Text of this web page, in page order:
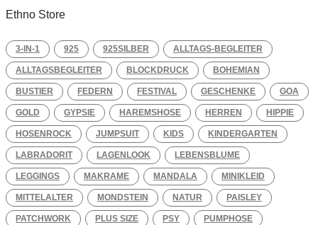
Ethno Store
3-IN-1 925 925SILBER ALLTAGS-BEGLEITER
ALLTAGSBEGLEITER BLOCKDRUCK BOHEMIAN
BUSTIER FEDERN FESTIVAL GESCHENKE GOA
GOLD GYPSIE HAREMSHOSE HERREN HIPPIE
HOSENROCK JUMPSUIT KIDS KINDERGARTEN
LABRADORIT LAGENLOOK LEBENSBLUME
LEGGINGS MAKRAME MANDALA MINIKLEID
MITTELALTER MONDSTEIN NATUR PAISLEY
PATCHWORK PLUS SIZE PSY PUMPHOSE